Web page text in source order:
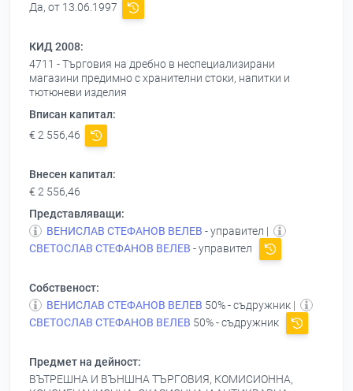
Да, от 13.06.1997
КИД 2008:
4711 - Търговия на дребно в неспециализирани
магазини предимно с хранителни стоки, напитки и
тютюневи изделия
Вписан капитал:
€ 2 556,46
Внесен капитал:
€ 2 556,46
Представляващи:
ВЕНИСЛАВ СТЕФАНОВ ВЕЛЕВ - управител |
СВЕТОСЛАВ СТЕФАНОВ ВЕЛЕВ - управител
Собственост:
ВЕНИСЛАВ СТЕФАНОВ ВЕЛЕВ 50% - съдружник |
СВЕТОСЛАВ СТЕФАНОВ ВЕЛЕВ 50% - съдружник
Предмет на дейност:
ВЪТРЕШНА И ВЪНШНА ТЪРГОВИЯ, КОМИСИОННА,